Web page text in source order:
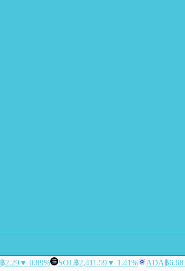
฿2.29▼ 0.89% SOL฿2,411.59▼ 1.41% ADA฿6.68